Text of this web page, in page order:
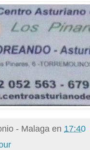
- Malaga en 17:40